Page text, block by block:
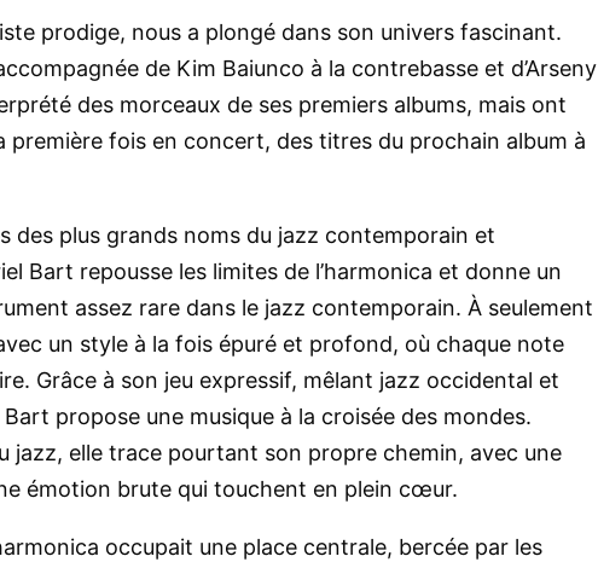
prodige, nous a plongé dans son univers fascinant.
de Kim Baiunco à la contrebasse et d’Arseny
des morceaux de ses premiers albums, mais ont
première fois en concert, des titres du prochain album à
des plus grands noms du jazz contemporain et
Bart repousse les limites de l’harmonica et donne un
assez rare dans le jazz contemporain. À seulement
un style à la fois épuré et profond, où chaque note
Grâce à son jeu expressif, mêlant jazz occidental et
propose une musique à la croisée des mondes.
jazz, elle trace pourtant son propre chemin, avec une
émotion brute qui touchent en plein cœur.
occupait une place centrale, bercée par les